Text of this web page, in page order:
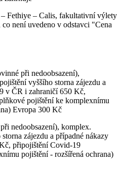
Fethiye – Calis, fakultativní výlety
není uvedeno v odstavci "Cena
při nedoobsazení),
vyššího storna zájezdu a
v ČR i zahraničí 650 Kč,
pojištění ke komplexnímu
Evropa 300 Kč
nedoobsazení), komplex.
zájezdu a případné nákazy
připojištění Covid-19
pojištění - rozšířená ochrana)